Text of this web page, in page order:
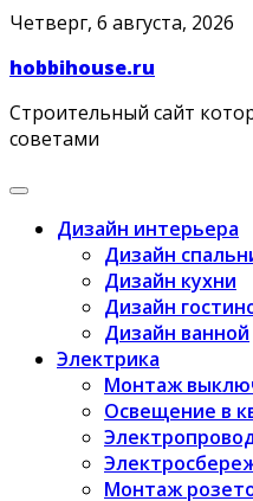
Skip
content
Четверг, 6 августа, 2026
hobbihouse.ru
Строительный сайт
советами
Дизайн интерьера
Дизайн
Дизайн кухни
Дизайн
Дизайн ванной
Электрика
Монтаж
Освещение в
Монтаж